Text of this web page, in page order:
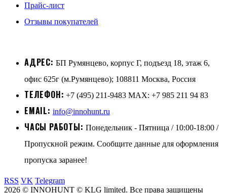
Прайс-лист
Отзывы покупателей
АДРЕС: БП Румянцево, корпус Г, подъезд 18, этаж 6,
офис 625г (м.Румянцево); 108811 Москва, Россия
ТЕЛЕФОН: +7 (495) 211-9483 MAX: +7 985 211 94 83
EMAIL: info@innohunt.ru
ЧАСЫ РАБОТЫ: Понедельник - Пятница / 10:00-18:00 /
Пропускной режим. Сообщите данные для оформления
пропуска заранее!
RSS VK Telegram
2026 © INNOHUNT © KLG limited. Все права защищены